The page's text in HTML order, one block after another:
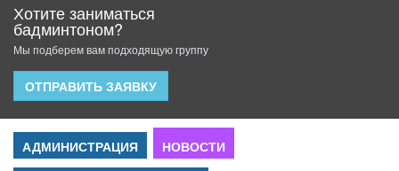
Хотите заниматься
бадминтоном?
Мы подберем вам подходящую группу
ОТПРАВИТЬ ЗАЯВКУ
АДМИНИСТРАЦИЯ
НОВОСТИ